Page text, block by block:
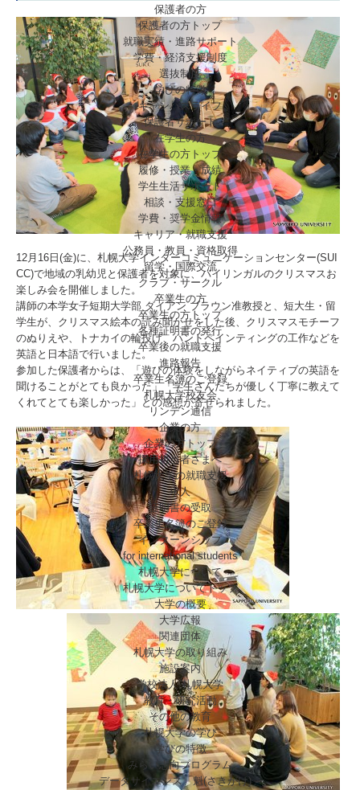
保護者の方
保護者の方トップ
就職実績・進路サポート
学費・経済支援制度
選抜制度
学びの特徴
キャンパスライフ
保護者サポート
在学生の方
在学生の方トップ
履修・授業・成績
学生生活サポート
相談・支援窓口
学費・奨学金情報
キャリア・就職支援
公務員・教員・資格取得
留学・国際交流
クラブ・サークル
卒業生の方
卒業生の方トップ
各種証明書の発行
卒業後の就職支援
進路報告
卒業生名簿のご登録
札幌大学校友会
リンデン通信
企業の方
企業の方トップ
採用担当者さまへ
札幌大学の就職支援
求人
証明書の受取
卒業生名簿のご登録
インターンシップ
for internationalstudents
札幌大学について
札幌大学についてトップ
大学の概要
大学広報
関連団体
札幌大学の取り組み
施設案内
学校法人 札幌大学
教育・研究活動
その他の教育
札幌大学の学び
学びの特徴
みらい志向プログラム
データサイエンス「魁(さきがけ)」
12月16日(金)に、札幌大学インターコミュニケーションセンター(SUI
CC)で地域の乳幼児と保護者を対象に、バイリンガルのクリスマスお
楽しみ会を開催しました。
講師の本学女子短期大学部 ダイアン ブラウン准教授と、短大生・留
学生が、クリスマス絵本の読み聞かせをした後、クリスマスモチーフ
のぬりえや、トナカイの輪投げ、ハンドペインティングの工作などを
英語と日本語で行いました。
参加した保護者からは、「遊びの体験をしながらネイティブの英語を
聞けることがとても良かった」「学生さんたちが優しく丁寧に教えて
くれてとても楽しかった」との感想が寄せられました。